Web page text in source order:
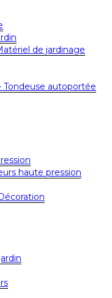
de jardinage
Tondeuse autoportée
haute pression